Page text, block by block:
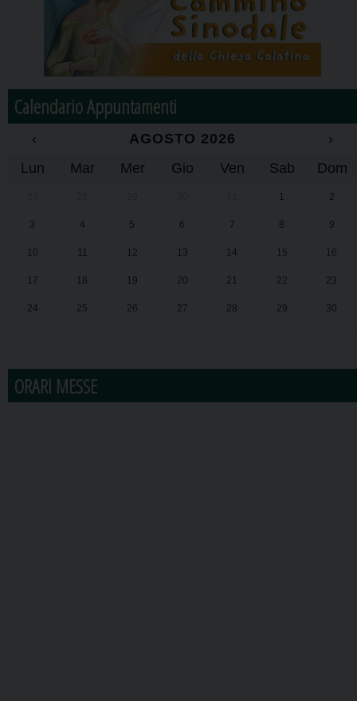
Calendario Appuntamenti
‹ AGOSTO 2026
›
Lun
Mar Mer Gio Ven Sab Dom
1 2
3 4 5 6 7 8 9
10 11 12 13 14 15 16
17 18 19 20 21 22 23
24 25 26 27 28 29 30
ORARI MESSE